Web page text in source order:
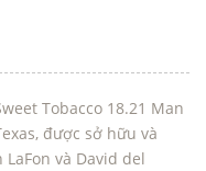
Tobacco 18.21 Man
được sở hữu và
và David del